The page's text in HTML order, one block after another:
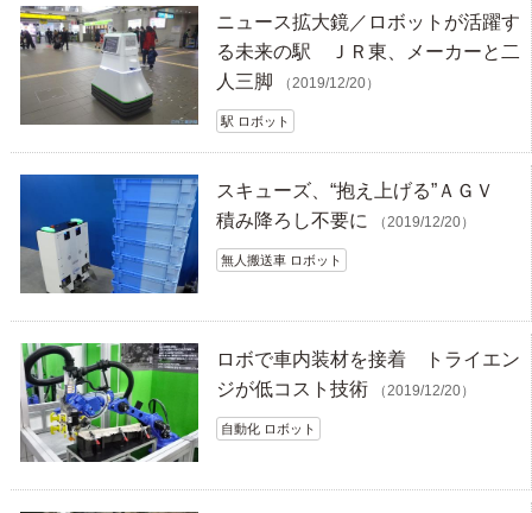
ニュース拡大鏡／ロボットが活躍す
る未来の駅 ＪＲ東、メーカーと二
人三脚
（2019/12/20）
駅 ロボット
スキューズ、“抱え上げる”ＡＧＶ
積み降ろし不要に
（2019/12/20）
無人搬送車 ロボット
ロボで車内装材を接着 トライエン
ジが低コスト技術
（2019/12/20）
自動化 ロボット